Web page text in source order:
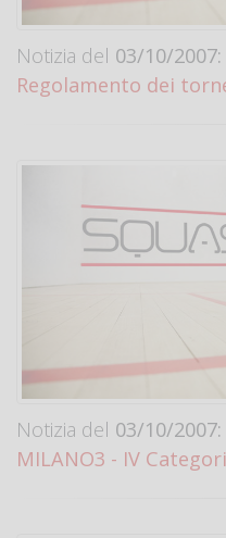
Notizia del 03/10/2007:
Regolamento dei
Notizia del 03/10/2007:
MILANO3 - IV